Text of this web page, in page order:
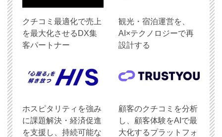
クチコミ最適化で売上
を最大化させるDX集
客パートナー
観光・宿泊運営を、
AI×テクノロジーで再
設計する
ホスピタリティを強み
に課題解決・経済促進
を支援し、持続可能な
顧客のクチコミを分析
し、顧客体験をAIで最
大化するプラットフォ